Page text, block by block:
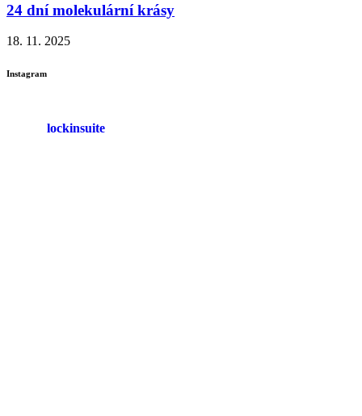
24 dní molekulární krásy
18. 11. 2025
Instagram
lockinsuite